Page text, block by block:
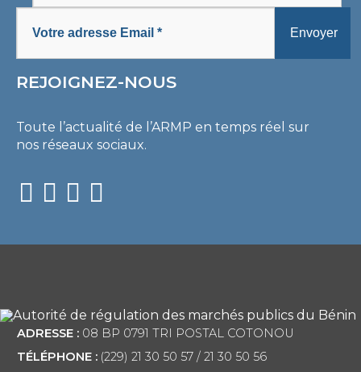
REJOIGNEZ-NOUS
Toute l’actualité de l’ARMP en temps réel sur
nos réseaux sociaux.
ADRESSE :08 BP 0791 TRI POSTAL COTONOU
TÉLÉPHONE :(229) 21 30 50 57 / 21 30 50 56